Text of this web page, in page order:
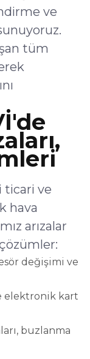
ve
tüm
ticari ve
hava
arızalar
değişimi ve
elektronik kart
buzlanma